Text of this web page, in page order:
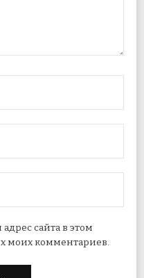
сайта в этом
моих комментариев.